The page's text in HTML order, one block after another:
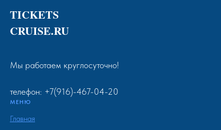
TICKETS
CRUISE.RU
Мы работаем круглосуточно!
телефон: +7(916)-467-04-20
МЕНЮ
Главная